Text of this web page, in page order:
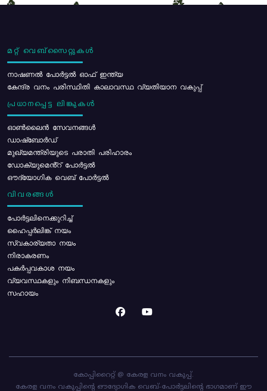
മറ്റ് വെബ്സൈറ്റുകൾ
നാഷണൽ പോർട്ടൽ ഓഫ് ഇന്ത്യ
കേന്ദ്ര വനം പരിസ്ഥിതി കാലാവസ്ഥ വ്യതിയാന വകുപ്പ്
പ്രധാനപ്പെട്ട ലിങ്കുകൾ
ഓൺലൈൻ സേവനങ്ങൾ
ഡാഷ്ബോർഡ്
മുഖ്യമന്ത്രിയുടെ പരാതി പരിഹാരം
ഡോക്യുമെൻ്റ് പോർട്ടൽ
ഔദ്യോഗിക വെബ് പോർട്ടൽ
വിവരങ്ങൾ
പോര്‍ട്ടലിനെക്കുറിച്ച്
ഹൈപ്പർലിങ്ക് നയം
സ്വകാര്യതാ നയം
നിരാകരണം
പകർപ്പവകാശ നയം
വ്യവസ്ഥകളും നിബന്ധനകളും
സഹായം
കോപ്പിറൈറ്റ് @ കേരള വനം വകുപ്പ്.
കേരള വനം വകുപ്പിന്റെ ഔദ്യോഗിക വെബ്-പോർട്ടലിന്റെ ഭാഗമാണ് ഈ